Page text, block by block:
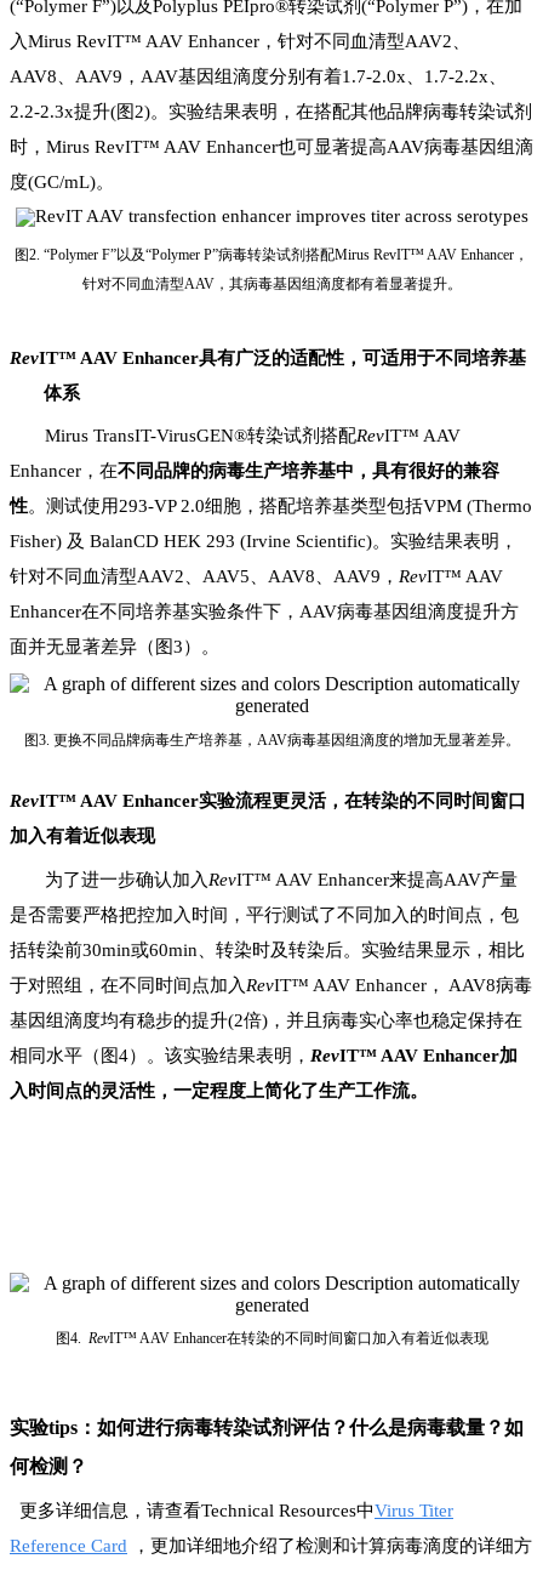
(“Polymer F”)以及Polyplus PEIpro®转染试剂(“Polymer P”) ，在加
入Mirus RevIT™ AAV Enhancer ，针对不同血清型AAV2、
AAV8、AAV9 ，AAV基因组滴度分别有着1 .7-2.0x 、1 .7-2.2x
2.2-2.3x提升(图2)。 实验结果表明， 在搭配其他品牌病毒转染试剂
时， Mirus RevIT™ AAV Enhancer也可显著提高AAV病毒基因组滴
度(GC/mL)。
图2. “Polymer F”以及“Polymer P”病毒转染试剂搭配Mirus RevIT™ AAV Enhancer，
针对不同血清型AAV，其病毒基因组滴度都有着显著提升。
RevIT™ AAV Enhancer具有广泛的适配性 ，可适用于不同培养基
体系
Mirus TransIT-VirusGEN®转染试剂搭配RevIT™ AAV
Enhancer，在不同品牌的病毒生产培养基中，具有很好的兼容
性。 测试使用293-VP 2.0细胞 ，搭配培养基类型包括VPM (Thermo
Fisher) 及 BalanCD HEK 293 (Irvine Scientific)。实验结果表明，
针对不同血清型AAV2、AAV5、AAV8、AAV9， RevIT™ AAV
Enhancer在不同培养基实验条件下 ， AAV病毒基因组滴度提升方
面并无显著差异 （图3） 。
图3. 更换不同品牌病毒生产培养基，AAV病毒基因组滴度的增加无显著差异。
RevIT™ AAV Enhancer实验流程更灵活， 在转染的不同 时间窗口
加入有着近似表现
为了进一步确认加入 RevIT™ AAV Enhancer来提高AAV产量
是否需要严格把控加入 时间， 平行测试了不同加入 的时间点，包
括转染前30min或60min 、转染时及转染后。实验结果显示， 相 比
于对照组 ， 在不同时间点加入 RevIT™ AAV Enhancer ，
AAV8病毒
基因组滴度均有稳步的提升(2倍) ，并且病毒实心率也稳定保持在
相同水平（图4）。该实验结果表明， RevIT™ AAV Enhancer加
入时间点的灵活性， 一定程度上简化了生产工作流。
图4. RevIT™ AAV Enhancer在转染的不同时间窗口加入有着近似表现
实验tips ： 如何进行病毒转染试剂评估？什么是病毒载量？如
何检测？
更多详细信息，请查看Technical Resources中Virus Titer
Reference Card
，更加详细地介绍了检测和计算病毒滴度的详细方